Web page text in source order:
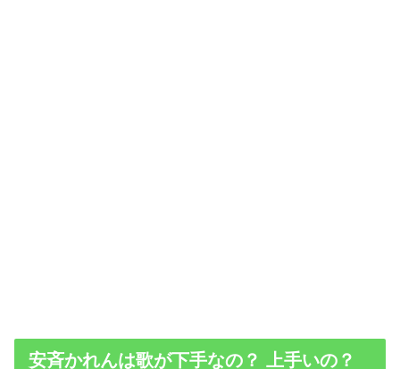
安斉かれんは歌が下手なの？ 上手いの？